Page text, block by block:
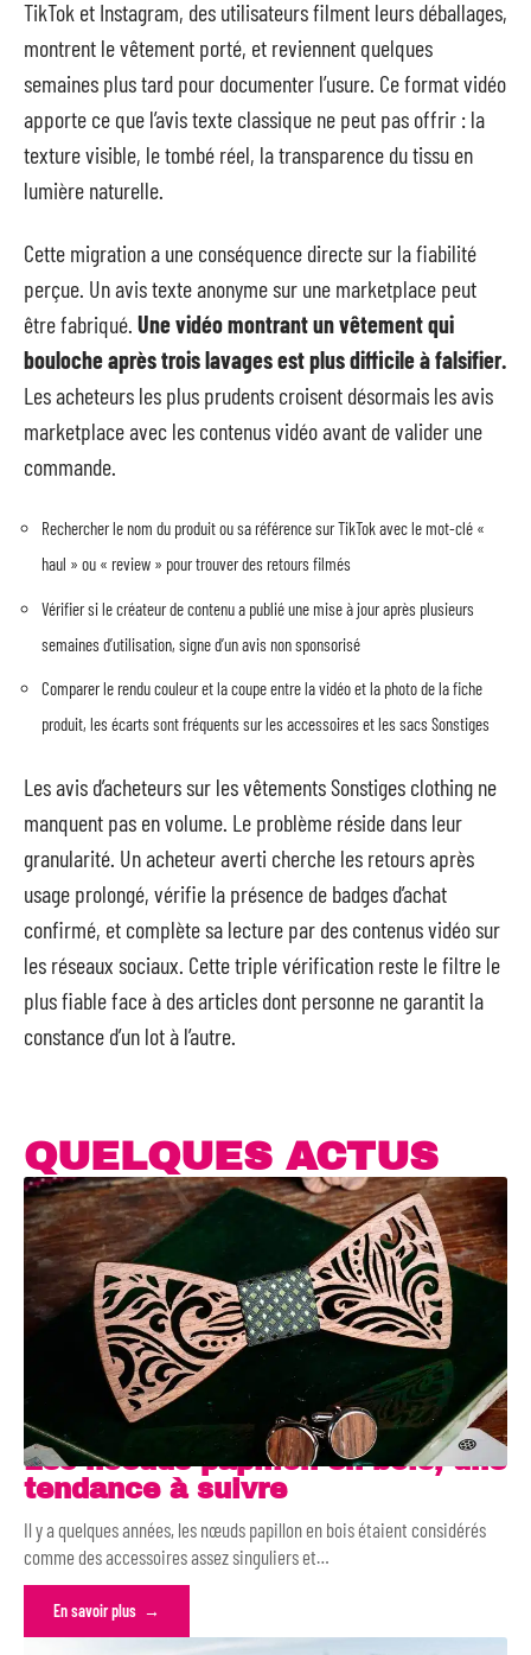
TikTok et Instagram, des utilisateurs filment leurs déballages,
montrent le vêtement porté, et reviennent quelques
semaines plus tard pour documenter l’usure. Ce format vidéo
apporte ce que l’avis texte classique ne peut pas offrir : la
texture visible, le tombé réel, la transparence du tissu en
lumière naturelle.
Cette migration a une conséquence directe sur la fiabilité
perçue. Un avis texte anonyme sur une marketplace peut
être fabriqué. Une vidéo montrant un vêtement qui
bouloche après trois lavages est plus difficile à falsifier.
Les acheteurs les plus prudents croisent désormais les avis
marketplace avec les contenus vidéo avant de valider une
commande.
Rechercher le nom du produit ou sa référence sur TikTok avec le mot-clé «
haul » ou « review » pour trouver des retours filmés
Vérifier si le créateur de contenu a publié une mise à jour après plusieurs
semaines d’utilisation, signe d’un avis non sponsorisé
Comparer le rendu couleur et la coupe entre la vidéo et la photo de la fiche
produit, les écarts sont fréquents sur les accessoires et les sacs Sonstiges
Les avis d’acheteurs sur les vêtements Sonstiges clothing ne
manquent pas en volume. Le problème réside dans leur
granularité. Un acheteur averti cherche les retours après
usage prolongé, vérifie la présence de badges d’achat
confirmé, et complète sa lecture par des contenus vidéo sur
les réseaux sociaux. Cette triple vérification reste le filtre le
plus fiable face à des articles dont personne ne garantit la
constance d’un lot à l’autre.
QUELQUES ACTUS
Les noeuds papillon en bois, une
tendance à suivre
Il y a quelques années, les nœuds papillon en bois étaient considérés
comme des accessoires assez singuliers et…
En savoir plus